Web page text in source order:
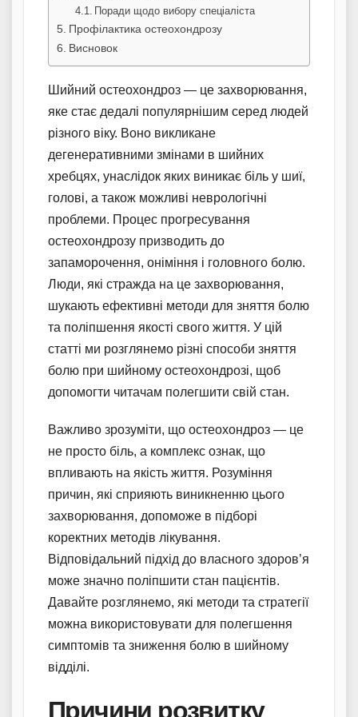
Поради щодо вибору спеціаліста
Профілактика остеохондрозу
Висновок
Шийний остеохондроз — це захворювання,
яке стає дедалі популярнішим серед людей
різного віку. Воно викликане
дегенеративними змінами в шийних
хребцях, унаслідок яких виникає біль у шиї,
голові, а також можливі неврологічні
проблеми. Процес прогресування
остеохондрозу призводить до
запаморочення, оніміння і головного болю.
Люди, які стражда на це захворювання,
шукають ефективні методи для зняття болю
та поліпшення якості свого життя. У цій
статті ми розглянемо різні способи зняття
болю при шийному остеохондрозі, щоб
допомогти читачам полегшити свій стан.
Важливо зрозуміти, що остеохондроз — це
не просто біль, а комплекс ознак, що
впливають на якість життя. Розуміння
причин, які сприяють виникненню цього
захворювання, допоможе в підборі
коректних методів лікування.
Відповідальний підхід до власного здоров’я
може значно поліпшити стан пацієнтів.
Давайте розглянемо, які методи та стратегії
можна використовувати для полегшення
симптомів та зниження болю в шийному
відділі.
Причини розвитку